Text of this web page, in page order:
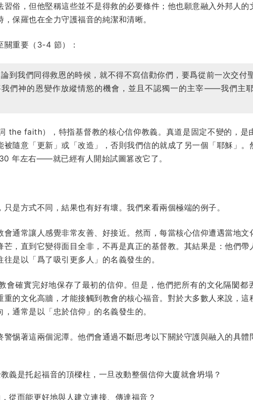
俗，但他堅稱這些並不是得救的必要條件；他也願意融入外邦人的
保羅也在全力守護福音的純潔和清晰。
關重要（3-4 節）：
到我們同得救恩的時候，就不得不寫信勸你們，要爲從前一次交付
們神的恩變作放縱情慾的機會，並且不認獨一的主宰——我們主耶
the faith），特指基督教的核心信仰教義。真道是固定不變的，是
隨意「更新」或「改造」，否則我們信的就成了另一個「耶穌」。
年左右——就已經有人開始試圖篡改它了。
是方式不同，結果也有好有壞。我們來看兩個極端的例子。
通常讓人感覺非常友善、好接近。然而，每當核心信仰遭遇當地文
，直到它變得面目全非，不再是真正的基督教。其結果是：他們帶
是以「爲了吸引更多人」的名義發生的。
會確實完好地保存了最初的信仰。但是，他們把所有的文化隔閡都
的文化高牆，才能接觸到教會的核心福音。對於大多數人來說，這
通常是以「忠於信仰」的名義發生的。
惕著這兩個泥潭。他們會通過不斷思考以下關於守護與融入的具體
義是托起福音的頂樑柱，一旦改動整個信仰大廈就會坍塌？
從而能更好地與人建立連接、傳達福音？